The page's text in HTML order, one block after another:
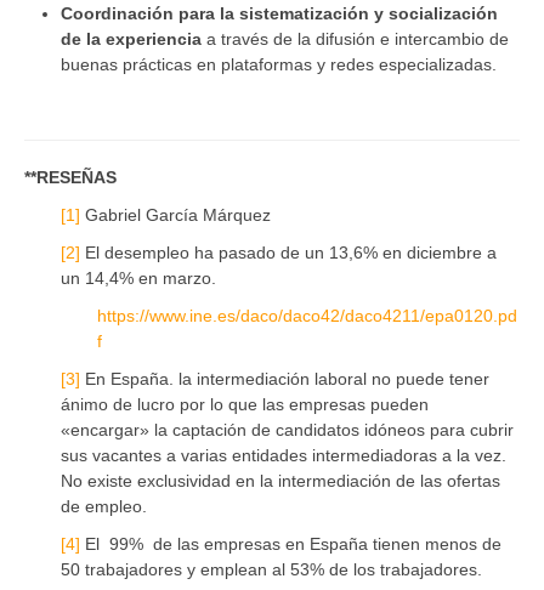
Coordinación para la sistematización y socialización
de la experiencia a través de la difusión e intercambio de
buenas prácticas en plataformas y redes especializadas.
**RESEÑAS
[1] Gabriel García Márquez
[2] El desempleo ha pasado de un 13,6% en diciembre a
un 14,4% en marzo.
https://www.ine.es/daco/daco42/daco4211/epa0120.pd
f
[3] En España. la intermediación laboral no puede tener
ánimo de lucro por lo que las empresas pueden
«encargar» la captación de candidatos idóneos para cubrir
sus vacantes a varias entidades intermediadoras a la vez.
No existe exclusividad en la intermediación de las ofertas
de empleo.
[4] El 99% de las empresas en España tienen menos de
50 trabajadores y emplean al 53% de los trabajadores.